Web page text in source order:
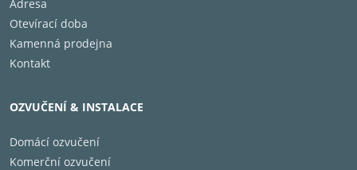
Adresa
Otevírací doba
Kamenná prodejna
Kontakt
OZVUČENÍ & INSTALACE
Domácí ozvučení
Komerční ozvučení